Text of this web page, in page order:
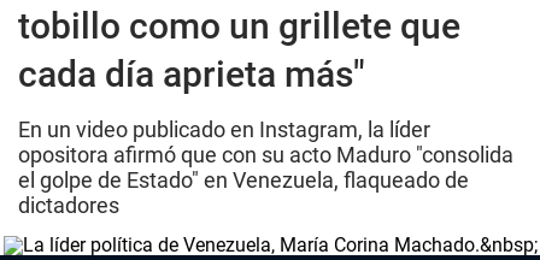
tobillo como un grillete que
cada día aprieta más"
En un video publicado en Instagram, la líder
opositora afirmó que con su acto Maduro "consolida
el golpe de Estado" en Venezuela, flaqueado de
dictadores